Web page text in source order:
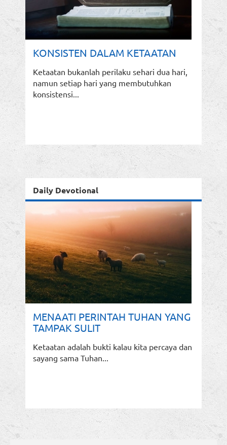
KONSISTEN DALAM KETAATAN
Ketaatan bukanlah perilaku sehari dua hari,
namun setiap hari yang membutuhkan
konsistensi...
Daily Devotional
MENAATI PERINTAH TUHAN YANG
TAMPAK SULIT
Ketaatan adalah bukti kalau kita percaya dan
sayang sama Tuhan...